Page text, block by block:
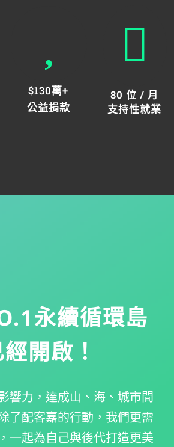
$130萬+
公益捐款
80 位 / 月
支持性就業
永續循環島
經開啟 ！
響力，達成山、海、城市間
除了配客嘉的行動，我們更需
一起為自己與後代打造更美